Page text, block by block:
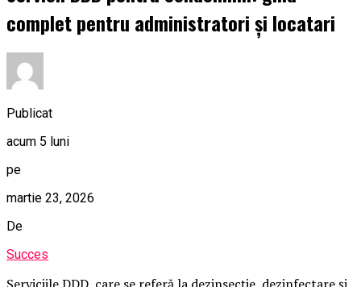
complet pentru administratori și locatari
Publicat
acum 5 luni
pe
martie 23, 2026
De
Succes